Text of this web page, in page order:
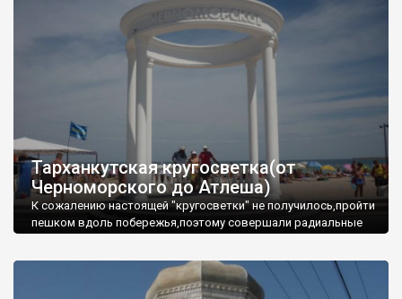
Тарханкутская кругосветка(от
Черноморского до Атлеша)
К сожалению настоящей "кругосветки" не получилось,пройти
пешком вдоль побережья,поэтому совершали радиальные